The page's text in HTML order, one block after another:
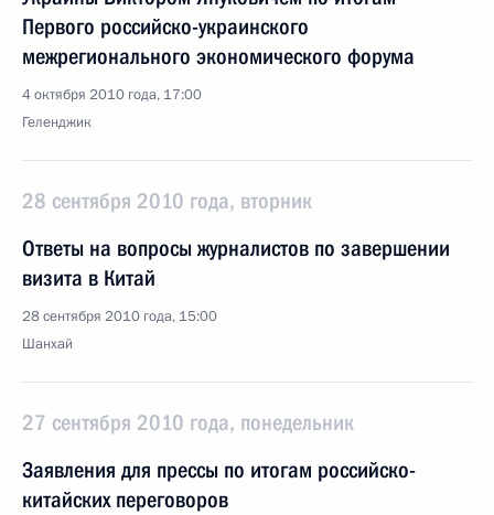
Первого российско-украинского
межрегионального экономического форума
4 октября 2010 года, 17:00
Геленджик
28 сентября 2010 года, вторник
Ответы на вопросы журналистов по завершении
визита в Китай
28 сентября 2010 года, 15:00
Шанхай
27 сентября 2010 года, понедельник
Заявления для прессы по итогам российско-
китайских переговоров